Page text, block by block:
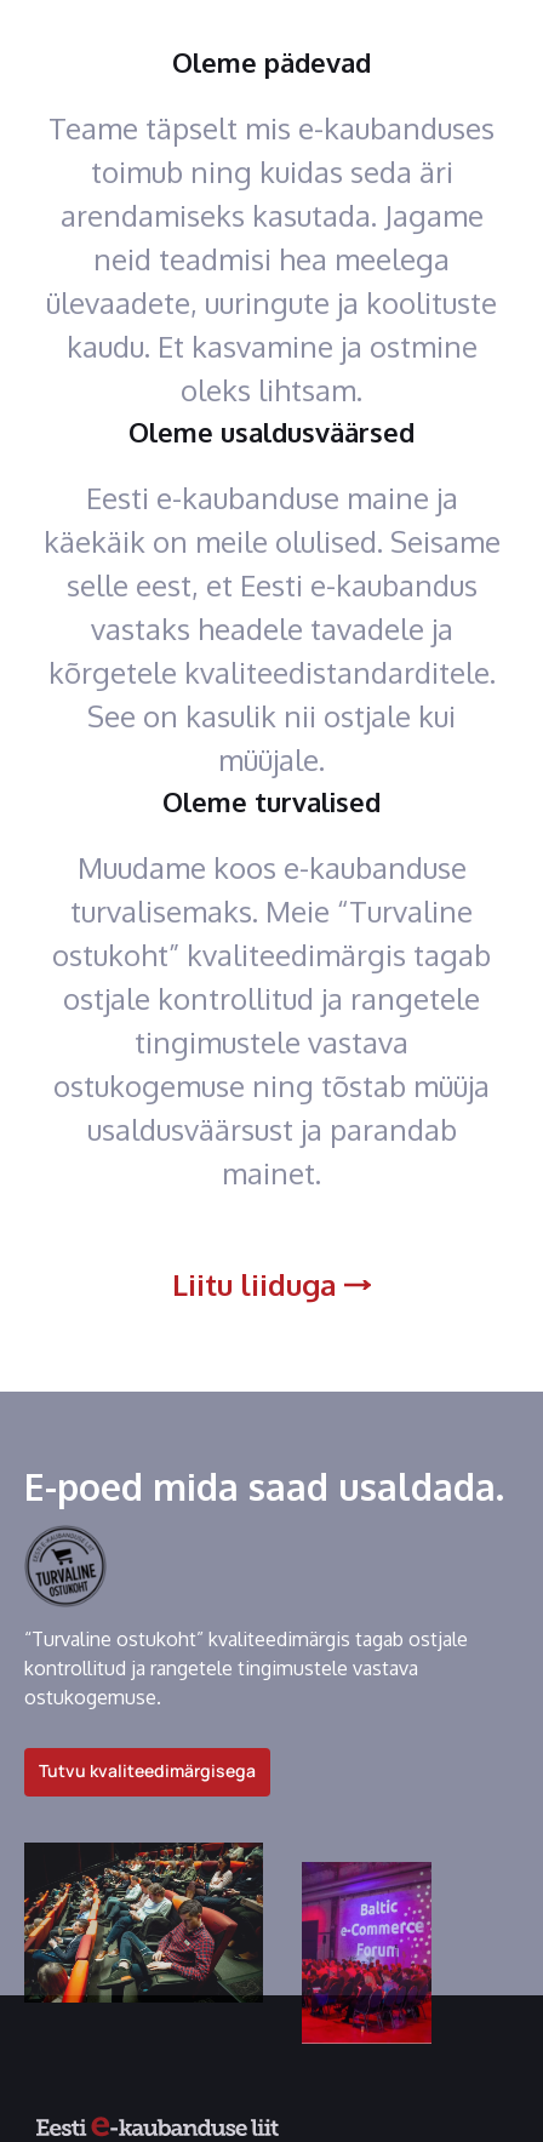
Oleme pädevad
Teame täpselt mis e-kaubanduses
toimub ning kuidas seda äri
arendamiseks kasutada. Jagame
neid teadmisi hea meelega
ülevaadete, uuringute ja koolituste
kaudu. Et kasvamine ja ostmine
oleks lihtsam.
Oleme usaldusväärsed
Eesti e-kaubanduse maine ja
käekäik on meile olulised. Seisame
selle eest, et Eesti e-kaubandus
vastaks headele tavadele ja
kõrgetele kvaliteedistandarditele.
See on kasulik nii ostjale kui
müüjale.
Oleme turvalised
Muudame koos e-kaubanduse
turvalisemaks. Meie “Turvaline
ostukoht” kvaliteedimärgis tagab
ostjale kontrollitud ja rangetele
tingimustele vastava
ostukogemuse ning tõstab müüja
usaldusväärsust ja parandab
mainet.
Liitu liiduga
E-poed mida saad usaldada.
“Turvaline ostukoht” kvaliteedimärgis tagab ostjale
kontrollitud ja rangetele tingimustele vastava
ostukogemuse.
Tutvu kvaliteedimärgisega